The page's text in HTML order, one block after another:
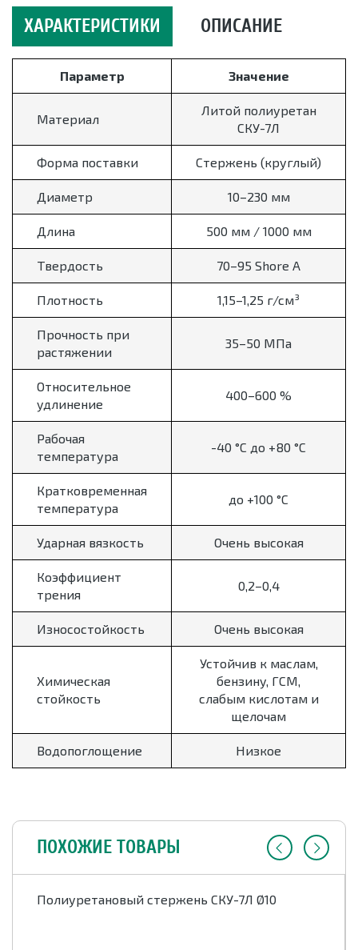
ХАРАКТЕРИСТИКИ ОПИСАНИЕ
Параметр Значение
Материал
Литой полиуретан
СКУ-7Л
Форма поставки Стержень (круглый)
Диаметр 10–230 мм
Длина 500 мм / 1000 мм
Твердость 70–95 Shore A
Плотность 1,15–1,25 г/см³
Прочность при
растяжении
35–50 МПа
Относительное
удлинение
400–600 %
Рабочая
температура
-40 °C до +80 °C
Кратковременная
температура
до +100 °C
Ударная вязкость Очень высокая
Коэффициент
трения
0,2–0,4
Износостойкость Очень высокая
Химическая
стойкость
Устойчив к маслам,
бензину, ГСМ,
слабым кислотам и
щелочам
Водопоглощение Низкое
ПОХОЖИЕ ТОВАРЫ
Полиуретановый стержень СКУ-7Л Ø10